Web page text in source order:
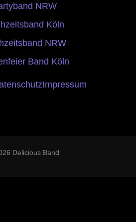
NRW
Köln
NRW
Band Köln
Impressum
Delicious Band